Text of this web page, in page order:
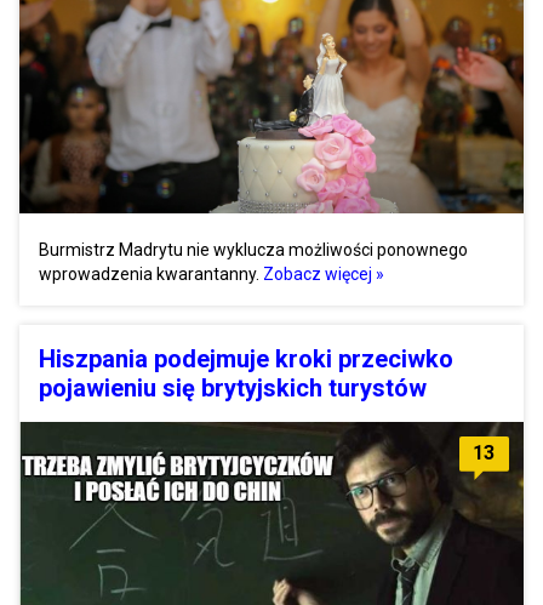
Burmistrz Madrytu nie wyklucza możliwości ponownego
wprowadzenia kwarantanny. Zobacz więcej »
Hiszpania podejmuje kroki przeciwko
pojawieniu się brytyjskich turystów
13